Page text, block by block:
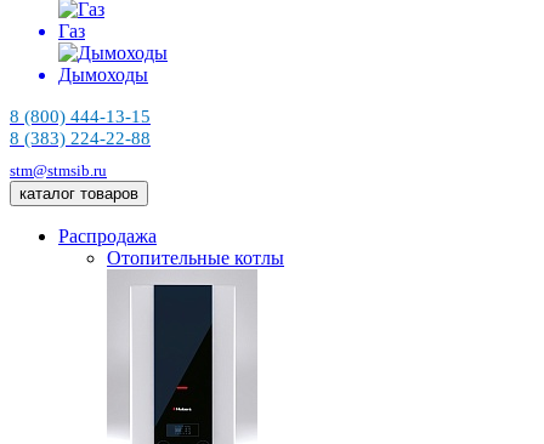
Газ
Дымоходы
8 (800) 444-13-15
8 (383) 224-22-88
stm@stmsib.ru
каталог товаров
Распродажа
Отопительные котлы